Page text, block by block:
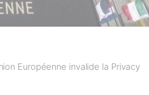
Européenne invalide la Privacy